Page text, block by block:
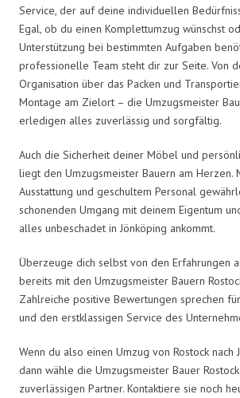
Service, der auf deine individuellen
Egal, ob du einen Komplettumzug wünschst
Unterstützung bei bestimmten Aufgaben
professionelle Team steht dir zur Seite. Von
Organisation über das Packen und
Montage am Zielort – die Umzugsmeister
erledigen alles zuverlässig und sorgfältig.
Auch die Sicherheit deiner Möbel und
liegt den Umzugsmeister Bauern am Herzen.
Ausstattung und geschultem Personal
schonenden Umgang mit deinem Eigentum
alles unbeschadet in Jönköping ankommt.
Überzeuge dich selbst von den Erfahrungen
bereits mit den Umzugsmeister Bauern
Zahlreiche positive Bewertungen sprechen
und den erstklassigen Service des
Wenn du also einen Umzug von Rostock nach
dann wähle die Umzugsmeister Bauer
zuverlässigen Partner. Kontaktiere sie noch